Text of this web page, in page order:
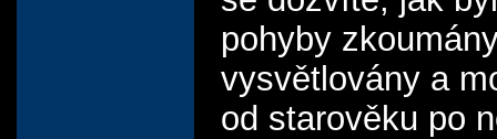
pohyby
vysvětlovány a
od starověku po